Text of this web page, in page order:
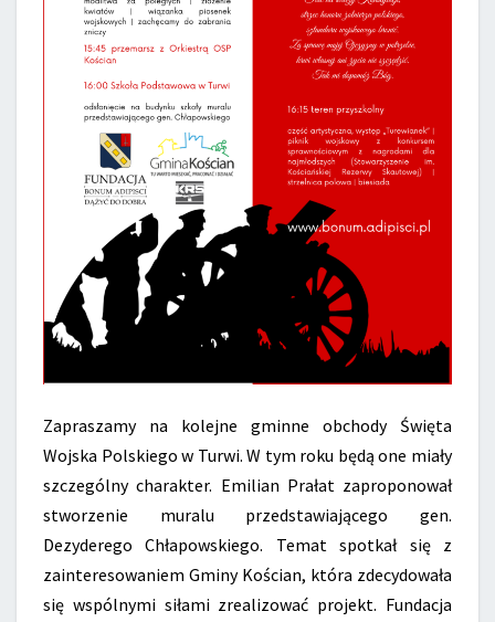
Zapraszamy na kolejne gminne obchody Święta
Wojska Polskiego w Turwi. W tym roku będą one miały
szczególny charakter. Emilian Prałat zaproponował
stworzenie muralu przedstawiającego gen.
Dezyderego Chłapowskiego. Temat spotkał się z
zainteresowaniem Gminy Kościan, która zdecydowała
się wspólnymi siłami zrealizować projekt. Fundacja